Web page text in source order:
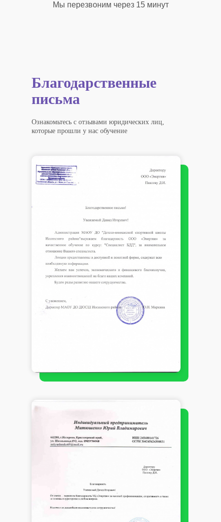
Мы перезвоним через 15 минут
Благодарственные
письма
Ознакомьтесь с отзывами юридических лиц,
которые прошли у нас обучение